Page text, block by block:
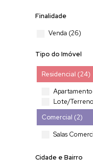
Finalidade
Venda (26)
Tipo do Imóvel
Residencial (24)
Apartamento
Lote/
Comercial (2)
Salas
Cidade e Bairro